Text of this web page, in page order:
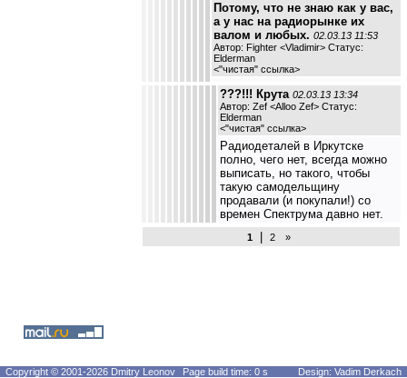
Потому, что не знаю как у вас,
а у нас на радиорынке их
валом и любых. 02.03.13 11:53
Автор: Fighter <Vladimir> Статус:
Elderman
<"чистая" ссылка>
???!!! Крута 02.03.13 13:34
Автор: Zef <Alloo Zef> Статус:
Elderman
<"чистая" ссылка>
Радиодеталей в Иркутске
полно, чего нет, всегда можно
выписать, но такого, чтобы
такую самодельщину
продавали (и покупали!) со
времен Спектрума давно нет.
1| 2 »
Copyright © 2001-2026 Dmitry Leonov Page build time: 0 s Design: Vadim Derkach